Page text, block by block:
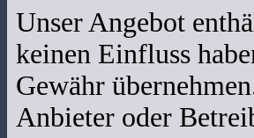
Unser Angebot
keinen Einfluss
Gewähr
Anbieter oder